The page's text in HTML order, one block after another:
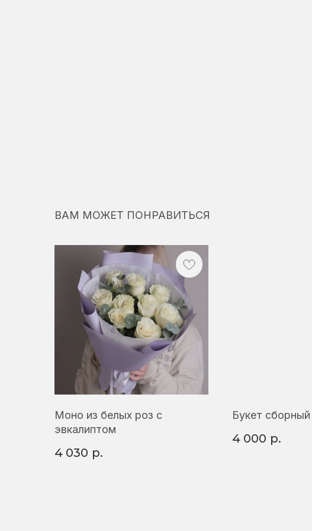
ВАМ МОЖЕТ ПОНРАВИТЬСЯ
Моно из белых роз с
эвкалиптом
4 030 р.
Букет сборный
4 000 р.